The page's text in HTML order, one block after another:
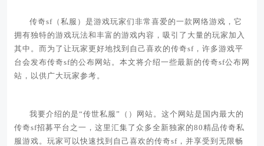
传奇sf（私服）是游戏玩家们非常喜爱的一款网络游戏，它
拥有独特的游戏玩法和丰富的游戏内容，吸引了大量的玩家加入
其中。而为了让玩家更好地找到自己喜欢的传奇sf，许多游戏平
台会发布传奇sf的公布网站。本文将介绍一些最新的传奇sf公布网
站，以供广大玩家参考。
我要介绍的是“传世私服”（）网站。这个网站是国内最大的
传奇sf招募平台之一，这里汇集了众多全新独家的80精品传奇私
服游戏。玩家可以快速找到自己喜欢的传奇sf，并享受到无限畅